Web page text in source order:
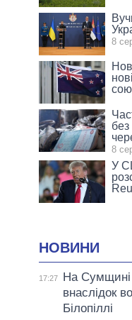
8
без
8
У
НОВИНИ
17:27
На Сумщині
внаслідок
Білопіллі